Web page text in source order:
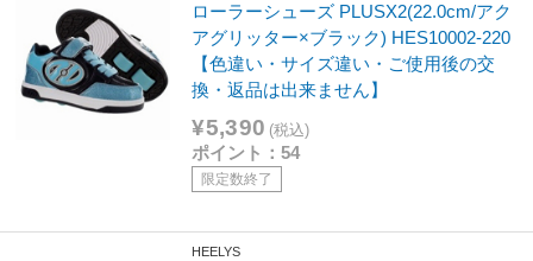
ローラーシューズ PLUSX2(22.0cm/アク
アグリッター×ブラック) HES10002-220
【色違い・サイズ違い・ご使用後の交
換・返品は出来ません】
¥5,390 (税込)
ポイント：54
限定数終了
HEELYS